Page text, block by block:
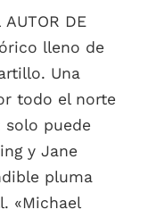
AUTOR DE
lleno de
Una
todo el norte
solo puede
y Jane
pluma
«Michael